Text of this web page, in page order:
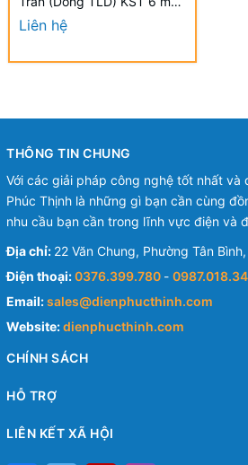
- NON-INSULATED
COPPER TUBULAR LUGS
Liên hệ
THÔNG TIN CHUNG
Với các giải pháp công nghệ tốt nhất và
Phúc Thịnh là những gì bạn cần cùng
nhu cầu bạn cần trong lĩnh vực điện và
Địa chỉ: 22 Văn Chung, Phường Tân
Điện thoại:0376.399.780 -
Email:sales@dienphucthinh.com
Website:dienphucthinh.com
CHÍNH SÁCH
HỖ TRỢ
LIÊN KẾT XÃ HỘI